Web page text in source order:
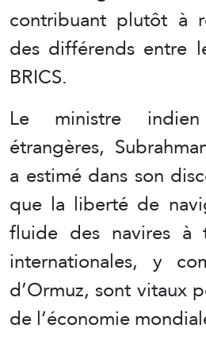
contribuant plutôt à
des différends entre
BRICS.
Le ministre
étrangères,
a estimé dans son
que la liberté de
fluide des navires à
internationales, y
d’Ormuz, sont vitaux
de l’économie